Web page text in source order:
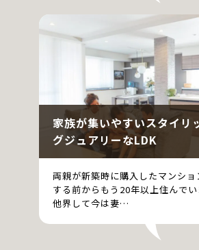
家族が集いやすいスタイリ
グジュアリーなLDK
両親が新築時に購入したマンシ
する前からもう20年以上住んで
他界して今は妻…